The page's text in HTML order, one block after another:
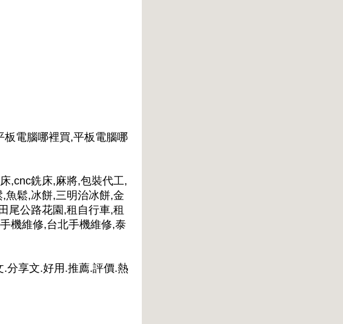
電腦哪裡買,平板電腦哪
,cnc銑床,麻將,包裝代工,
魚鬆,冰餅,三明治冰餅,金
尾公路花園,租自行車,租
機維修,台北手機維修,泰
分享文.好用.推薦.評價.熱